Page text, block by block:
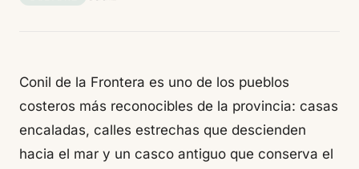
Conil de la Frontera es uno de los pueblos
costeros más reconocibles de la provincia: casas
encaladas, calles estrechas que descienden
hacia el mar y un casco antiguo que conserva el